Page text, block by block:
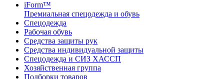
iForm™
Премиальная спецодежда и обувь
Спецодежда
Рабочая обувь
Средства защиты рук
Средства индивидуальной защиты
Спецодежда и СИЗ ХАССП
Хозяйственная группа
Подборки товаров